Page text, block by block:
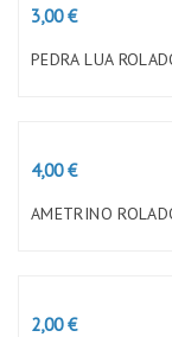
Preço
3,00 €
PEDRA LUA
Preço
4,00 €
AMETRINO
Preço
2,00 €